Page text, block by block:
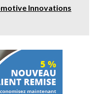
Innovations